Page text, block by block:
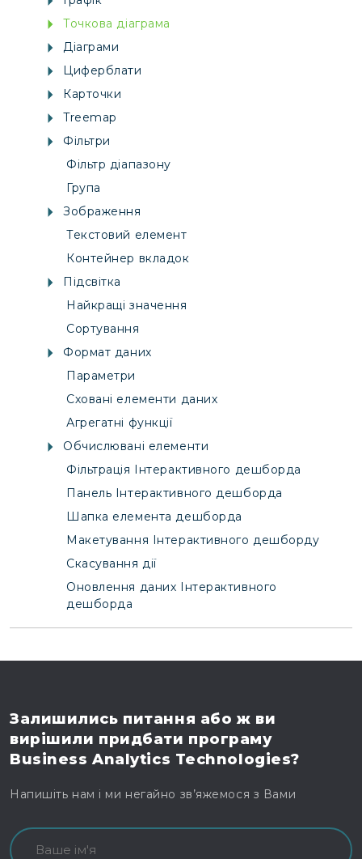
Точкова діаграма
Діаграми
Циферблати
Карточки
Treemap
Фільтри
Фільтр діапазону
Група
Зображення
Текстовий елемент
Контейнер вкладок
Підсвітка
Найкращі значення
Сортування
Формат даних
Параметри
Сховані елементи даних
Агрегатні функції
Обчислювані елементи
Фільтрація Інтерактивного дешборда
Панель Інтерактивного дешборда
Шапка елемента дешборда
Макетування Інтерактивного дешборду
Скасування дії
Оновлення даних Інтерактивного
дешборда
Залишились питання або ж ви
вирішили придбати програму
Business Analytics Technologies?
Напишіть нам і ми негайно зв’яжемося з Вами